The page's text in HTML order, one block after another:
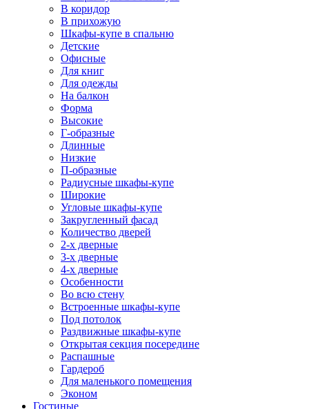
В коридор
В прихожую
Шкафы-купе в спальню
Детские
Офисные
Для книг
Для одежды
На балкон
Форма
Высокие
Г-образные
Длинные
Низкие
П-образные
Радиусные шкафы-купе
Широкие
Угловые шкафы-купе
Закругленный фасад
Количество дверей
2-х дверные
3-х дверные
4-х дверные
Особенности
Во всю стену
Встроенные шкафы-купе
Под потолок
Раздвижные шкафы-купе
Открытая секция посередине
Распашные
Гардероб
Для маленького помещения
Эконом
Гостиные